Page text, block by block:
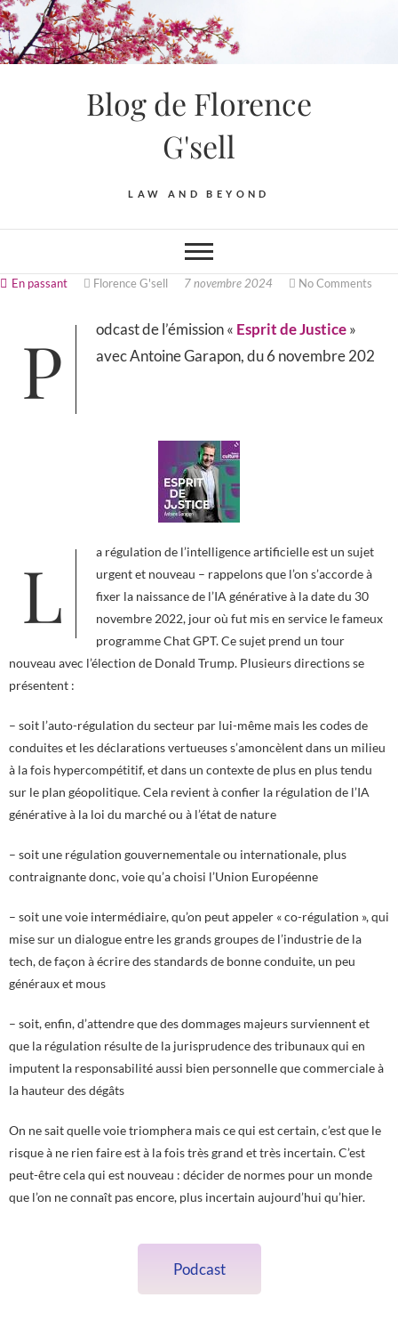
Blog de Florence
G'sell
LAW AND BEYOND
En passant Florence G'sell 7 novembre 2024 No Comments
Podcast de l’émission « Esprit de Justice»
avec Antoine Garapon, du 6 novembre 202
La régulation de l’intelligence artificielle est un sujet
urgent et nouveau – rappelons que l’on s’accorde à
fixer la naissance de l’IA générative à la date du 30
novembre 2022, jour où fut mis en service le fameux
programme Chat GPT. Ce sujet prend un tour
nouveau avec l’élection de Donald Trump. Plusieurs directions se
présentent :
– soit l’auto-régulation du secteur par lui-même mais les codes de
conduites et les déclarations vertueuses s’amoncèlent dans un milieu
à la fois hypercompétitif, et dans un contexte de plus en plus tendu
sur le plan géopolitique. Cela revient à confier la régulation de l’IA
générative à la loi du marché ou à l’état de nature
– soit une régulation gouvernementale ou internationale, plus
contraignante donc, voie qu’a choisi l’Union Européenne
– soit une voie intermédiaire, qu’on peut appeler « co-régulation », qui
mise sur un dialogue entre les grands groupes de l’industrie de la
tech, de façon à écrire des standards de bonne conduite, un peu
généraux et mous
– soit, enfin, d’attendre que des dommages majeurs surviennent et
que la régulation résulte de la jurisprudence des tribunaux qui en
imputent la responsabilité aussi bien personnelle que commerciale à
la hauteur des dégâts
On ne sait quelle voie triomphera mais ce qui est certain, c’est que le
risque à ne rien faire est à la fois très grand et très incertain. C’est
peut-être cela qui est nouveau : décider de normes pour un monde
que l’on ne connaît pas encore, plus incertain aujourd’hui qu’hier.
Podcast